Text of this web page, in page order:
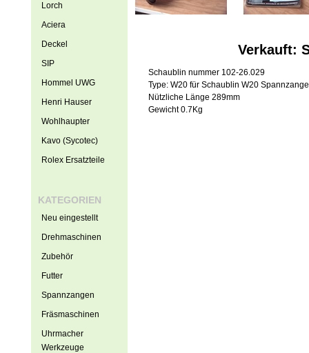
Verkauft:
Schaublin nummer 102-26.029
Type: W20 für Schaublin W20
Nützliche Länge 289mm
Gewicht 0.7Kg
Lorch
Aciera
Deckel
SIP
Hommel UWG
Henri Hauser
Wohlhaupter
Kavo (Sycotec)
Rolex Ersatzteile
KATEGORIEN
Neu eingestellt
Drehmaschinen
Zubehör
Futter
Spannzangen
Fräsmaschinen
Uhrmacher
Werkzeuge